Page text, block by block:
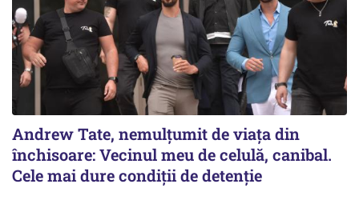
Andrew Tate, nemulțumit de viața din
închisoare: Vecinul meu de celulă, canibal.
Cele mai dure condiții de detenție